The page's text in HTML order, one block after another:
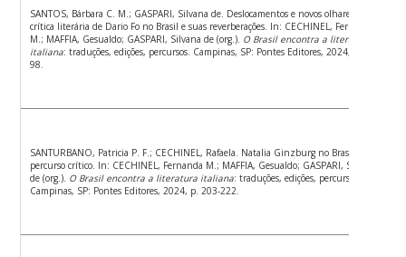
SANTOS, Bárbara C. M.; GASPARI, Silvana de. Deslocamentos e novos olhares: a
crítica literária de Dario Fo no Brasil e suas reverberações. In: CECHINEL, Fernanda
M.; MAFFIA, Gesualdo; GASPARI, Silvana de (org.). O Brasil encontra a literatura
italiana: traduções, edições, percursos. Campinas, SP: Pontes Editores, 2024, p. 85-
98.
SANTURBANO, Patricia P. F.; CECHINEL, Rafaela. Natalia Ginzburg no Brasil: um
percurso crítico. In: CECHINEL, Fernanda M.; MAFFIA, Gesualdo; GASPARI, Silvana
de (org.). O Brasil encontra a literatura italiana: traduções, edições, percursos.
Campinas, SP: Pontes Editores, 2024, p. 203-222.